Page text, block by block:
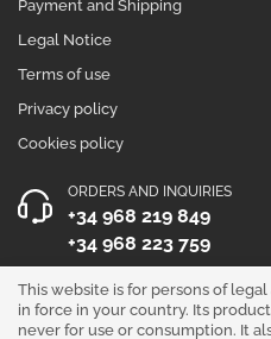
Payment and Shipping
Legal Notice
Terms of use
Privacy policy
Cookies policy
ORDERS AND INQUIRIES
+34 968 219 849
+34 968 223 759
OPENING HOURS
Monday to Friday 10:00 -
This website is for persons of
in force in your country. Its
never for use or consumption. It